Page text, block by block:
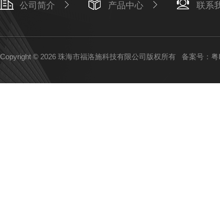
公司简介 产品中心 联系
Copyright © 2026 珠海市福洛施科技有限公司版权所有 备案号：